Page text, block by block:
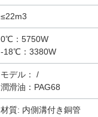
≤22m3
0℃：5750W
-18℃：3380W
モデル： /
潤滑油：PAG68
材質: 内側溝付き銅管